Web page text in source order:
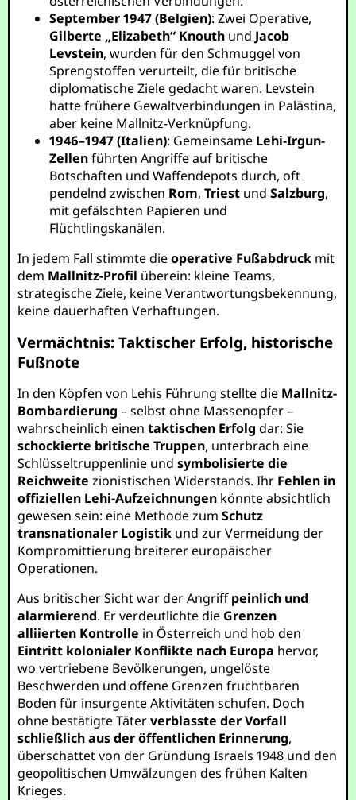
September 1947 (Belgien): Zwei Operative,
Gilberte „Elizabeth“ Knouth und Jacob
Levstein, wurden für den Schmuggel von
Sprengstoffen verurteilt, die für britische
diplomatische Ziele gedacht waren. Levstein
hatte frühere Gewaltverbindungen in Palästina,
aber keine Mallnitz-Verknüpfung.
1946–1947 (Italien): Gemeinsame Lehi-Irgun-
Zellenführten Angriffe auf britische
Botschaften und Waffendepots durch, oft
pendelnd zwischen Rom,Triest undSalzburg,
mit gefälschten Papieren und
Flüchtlingskanälen.
In jedem Fall stimmte dieoperative Fußabdruck mit
dem Mallnitz-Profil überein: kleine Teams,
strategische Ziele, keine Verantwortungsbekennung,
keine dauerhaften Verhaftungen.
Vermächtnis: Taktischer Erfolg, historische
Fußnote
In den Köpfen von Lehis Führung stellte die Mallnitz-
Bombardierung – selbst ohne Massenopfer –
wahrscheinlich einentaktischen Erfolg dar: Sie
schockierte britische Truppen, unterbrach eine
Schlüsseltruppenlinie undsymbolisierte die
Reichweite zionistischen Widerstands. Ihr Fehlen in
offiziellen Lehi-Aufzeichnungen könnte absichtlich
gewesen sein: eine Methode zumSchutz
transnationaler Logistik und zur Vermeidung der
Kompromittierung breiterer europäischer
Operationen.
Aus britischer Sicht war der Angriffpeinlich und
alarmierend. Er verdeutlichte die Grenzen
alliierten Kontrolle in Österreich und hob den
Eintritt kolonialer Konflikte nach Europa hervor,
wo vertriebene Bevölkerungen, ungelöste
Beschwerden und offene Grenzen fruchtbaren
Boden für insurgente Aktivitäten schufen. Doch
ohne bestätigte Täterverblasste der Vorfall
schließlich aus der öffentlichen Erinnerung,
überschattet von der Gründung Israels 1948 und den
geopolitischen Umwälzungen des frühen Kalten
Krieges.